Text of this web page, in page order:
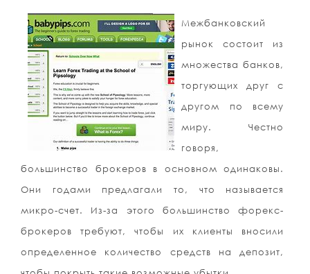
Межбанковский
рынок состоит из
множества банков,
торгующих друг с
другом по всему
миру. Честно
говоря,
большинство брокеров в основном одинаковы.
Они годами предлагали то, что называется
микро-счет. Из-за этого большинство форекс-
брокеров требуют, чтобы их клиенты вносили
определенное количество средств на депозит,